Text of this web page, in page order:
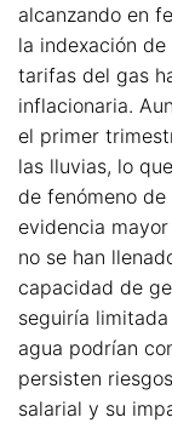
alcanzando en
la indexación
tarifas del gas
inflacionaria.
el primer
las lluvias, lo
de fenómeno
evidencia
no se han
capacidad de
seguiría
agua podrían
persisten
salarial y su